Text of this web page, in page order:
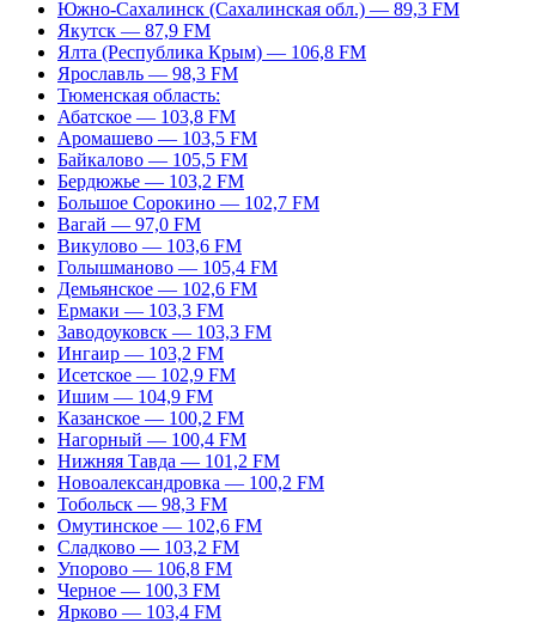
Южно-Сахалинск (Сахалинская обл.) — 89,3 FM
Якутск — 87,9 FM
Ялта (Республика Крым) — 106,8 FM
Ярославль — 98,3 FM
Тюменская область:
Абатское — 103,8 FM
Аромашево — 103,5 FM
Байкалово — 105,5 FM
Бердюжье — 103,2 FM
Большое Сорокино — 102,7 FM
Вагай — 97,0 FM
Викулово — 103,6 FM
Голышманово — 105,4 FM
Демьянское — 102,6 FM
Ермаки — 103,3 FM
Заводоуковск — 103,3 FM
Ингаир — 103,2 FM
Исетское — 102,9 FM
Ишим — 104,9 FM
Казанское — 100,2 FM
Нагорный — 100,4 FM
Нижняя Тавда — 101,2 FM
Новоалександровка — 100,2 FM
Тобольск — 98,3 FM
Омутинское — 102,6 FM
Сладково — 103,2 FM
Упорово — 106,8 FM
Черное — 100,3 FM
Ярково — 103,4 FM